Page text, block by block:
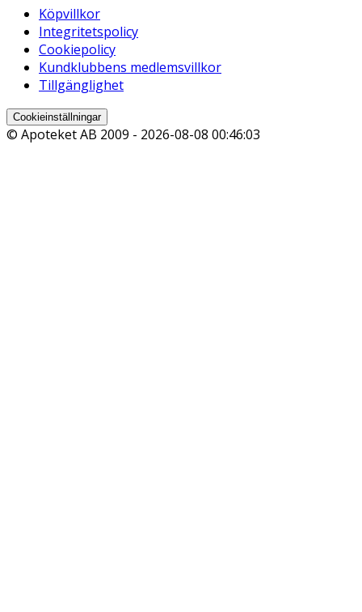
Köpvillkor
Integritetspolicy
Cookiepolicy
Kundklubbens medlemsvillkor
Tillgänglighet
Cookieinställningar
© Apoteket AB 2009 - 2026-08-08 00:46:03